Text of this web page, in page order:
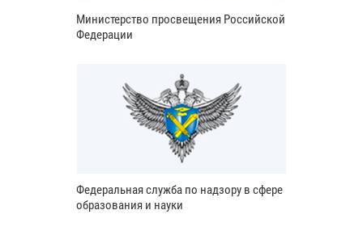
Министерство просвещения Российской
Федерации
Федеральная служба по надзору в сфере
образования и науки